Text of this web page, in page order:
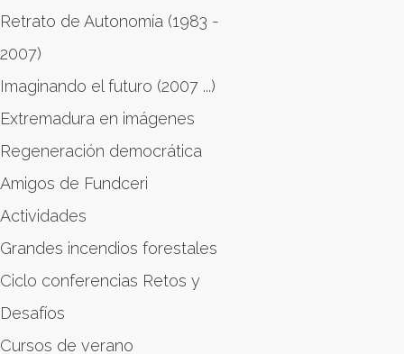
Retrato de Autonomía (1983 -
2007)
Imaginando el futuro (2007 ...)
Extremadura en imágenes
Regeneración democrática
Amigos de Fundceri
Actividades
Grandes incendios forestales
Ciclo conferencias Retos y
Desafíos
Cursos de verano